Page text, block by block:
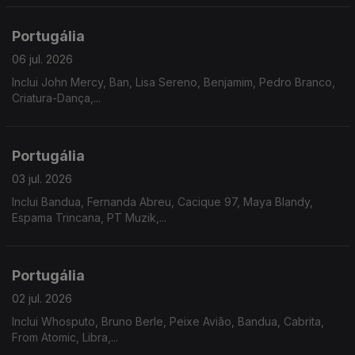
Portugália
06 jul. 2026
Inclui John Mercy, Ban, Lisa Sereno, Benjamim, Pedro Branco,
Criatura-Dança,...
Portugália
03 jul. 2026
Inclui Bandua, Fernanda Abreu, Cacique 97, Maya Blandy,
Espama Trincana, PT Muzik,...
Portugália
02 jul. 2026
Inclui Whosputo, Bruno Berle, Peixe Avião, Bandua, Cabrita,
From Atomic, Libra,...